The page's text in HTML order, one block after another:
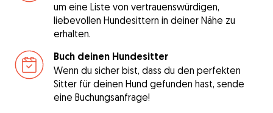
um eine Liste von vertrauenswürdigen,
liebevollen Hundesittern in deiner Nähe zu
erhalten.
Buch deinen Hundesitter
Wenn du sicher bist, dass du den perfekten
Sitter für deinen Hund gefunden hast, sende
eine Buchungsanfrage!